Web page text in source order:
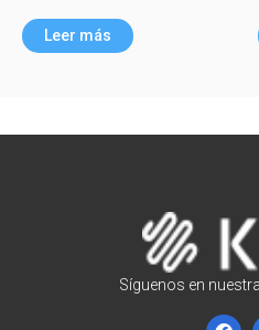
Leer más
Síguenos en